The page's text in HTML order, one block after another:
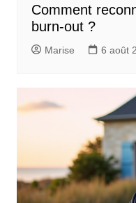
Comment
burn-out ?
Marise 6 août